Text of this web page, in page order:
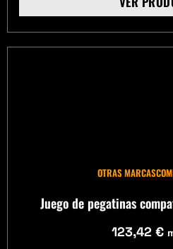
OTRAS MARCAS
Juego de pegatinas
123,42 €